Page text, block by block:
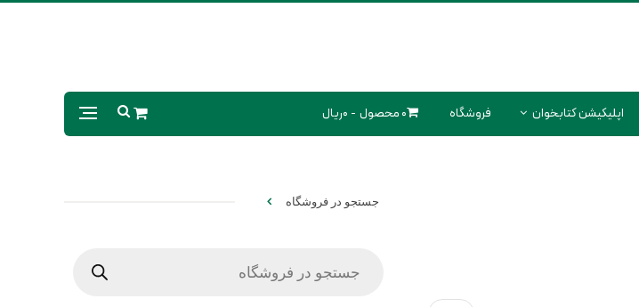
اپلیکیشن کتابخوان فروشگاه 0 محصول 0ریال
جستجو در فروشگاه